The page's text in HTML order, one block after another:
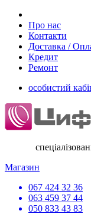
Про нас
Контакти
Доставка /
Кредит
Ремонт
особистий
Магазин
067 424 32 36
063 459 37 44
050 833 43 83